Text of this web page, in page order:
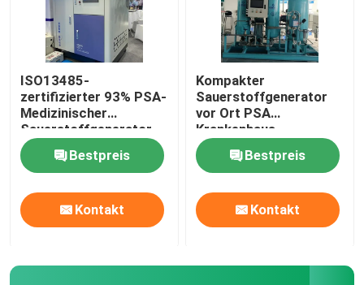
ISO13485-
zertifizierter 93% PSA-
Medizinischer
Sauerstoffgenerator
mit Füllstation
Bestpreis
Kontakt
Kompakter
Sauerstoffgenerator
vor Ort PSA
Krankenhaus
Sauerstoffgenerator
Ölfrei
Bestpreis
Kontakt